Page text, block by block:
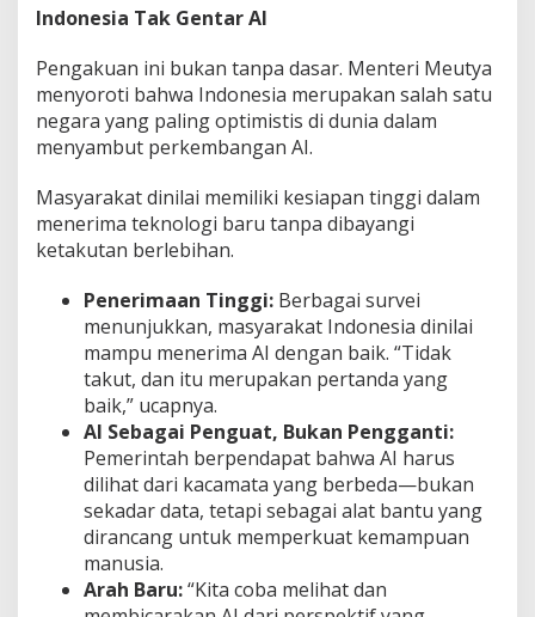
Indonesia Tak Gentar AI
Pengakuan ini bukan tanpa dasar. Menteri Meutya
menyoroti bahwa Indonesia merupakan salah satu
negara yang paling optimistis di dunia dalam
menyambut perkembangan AI.
Masyarakat dinilai memiliki kesiapan tinggi dalam
menerima teknologi baru tanpa dibayangi
ketakutan berlebihan.
Penerimaan Tinggi: Berbagai survei
menunjukkan, masyarakat Indonesia dinilai
mampu menerima AI dengan baik. “Tidak
takut, dan itu merupakan pertanda yang
baik,” ucapnya.
AI Sebagai Penguat, Bukan Pengganti:
Pemerintah berpendapat bahwa AI harus
dilihat dari kacamata yang berbeda—bukan
sekadar data, tetapi sebagai alat bantu yang
dirancang untuk memperkuat kemampuan
manusia.
Arah Baru:“Kita coba melihat dan